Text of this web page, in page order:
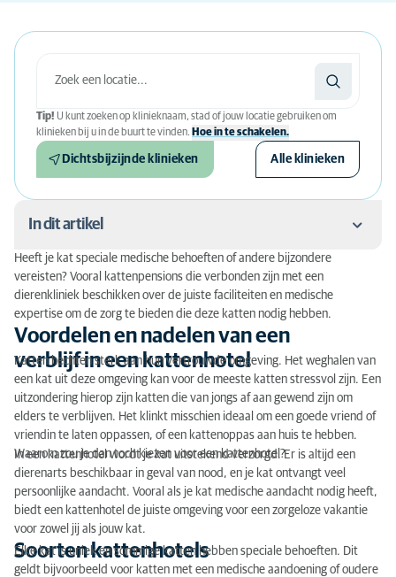
Tip! U kunt zoeken op klinieknaam, stad of jouw locatie gebruiken om
klinieken bij u in de buurt te vinden. Hoe in te schakelen.
Dichtsbijzijnde klinieken Alle klinieken
In dit artikel
Voordelen en nadelen van een verblijf in een
kattenhotel
Soorten kattenhotels
Voorbereiding van je kat op het kattenpension
Het verblijf in het kattenhotel
Kattenpensions van AniCura
Heeft je kat speciale medische behoeften of andere bijzondere
vereisten? Vooral kattenpensions die verbonden zijn met een
dierenkliniek beschikken over de juiste faciliteiten en medische
expertise om de zorg te bieden die deze katten nodig hebben.
Voordelen en nadelen van een
verblijf in een kattenhotel
Katten hechten sterk aan hun vertrouwde omgeving. Het weghalen van
een kat uit deze omgeving kan voor de meeste katten stressvol zijn. Een
uitzondering hierop zijn katten die van jongs af aan gewend zijn om
elders te verblijven. Het klinkt misschien ideaal om een goede vriend of
vriendin te laten oppassen, of een kattenoppas aan huis te hebben.
Waarom zou je dan toch kiezen voor een kattenhotel?
In een kattenhotel wordt je kat uitstekend verzorgd. Er is altijd een
dierenarts beschikbaar in geval van nood, en je kat ontvangt veel
persoonlijke aandacht. Vooral als je kat medische aandacht nodig heeft,
biedt een kattenhotel de juiste omgeving voor een zorgeloze vakantie
voor zowel jij als jouw kat.
Soorten kattenhotels
Elke kat is uniek en sommige katten hebben speciale behoeften. Dit
geldt bijvoorbeeld voor katten met een medische aandoening of oudere